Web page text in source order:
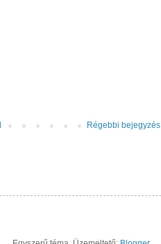
Régebbi bejegyzés